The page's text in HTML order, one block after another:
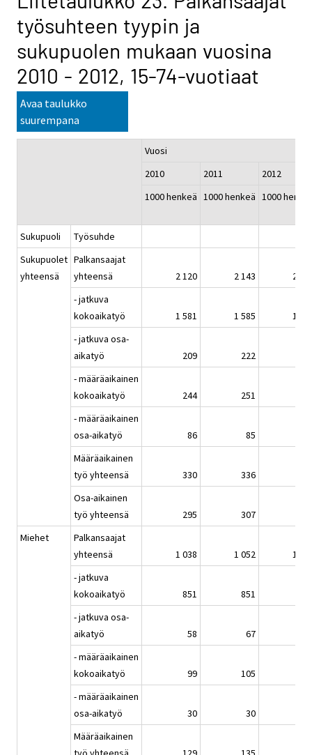
työsuhteen tyypin ja
sukupuolen mukaan vuosina
2010 - 2012, 15-74-vuotiaat
Avaa taulukko
suurempana
Vuosi
2010
2011
2012
1000 henkeä 1000 henkeä 1000
Sukupuoli
Työsuhde
Sukupuolet
yhteensä
Palkansaajat
yhteensä
2 120 2 143
2
- jatkuva
kokoaikatyö
1 581 1 585
1
- jatkuva osa-
aikatyö
209 222
- määräaikainen
kokoaikatyö
244 251
- määräaikainen
osa-aikatyö
86 85
Määräaikainen
työ yhteensä
330 336
Osa-aikainen
työ yhteensä
295 307
Miehet
Palkansaajat
yhteensä
1 038 1 052
1
- jatkuva
kokoaikatyö
851 851
- jatkuva osa-
aikatyö
58 67
- määräaikainen
kokoaikatyö
99 105
- määräaikainen
osa-aikatyö
30 30
Määräaikainen